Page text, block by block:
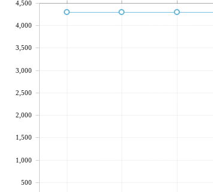
500
1,000
1,500
2,000
2,500
3,000
3,500
4,000
4,500